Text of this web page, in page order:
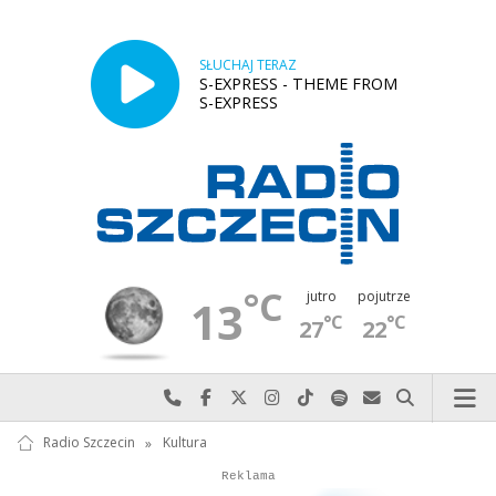
SŁUCHAJ TERAZ
S-EXPRESS - THEME FROM
S-EXPRESS
13°C jutro
27°C
pojutrze
22°C
Najlepiej po prostu do nas zadzwoń
Odwiedź nas na Facebook-u
Odwiedź nas na X
Odwiedź nas na Instagram-ie
Odwiedź nas na TikTok-u
Szukaj nas na Spotify
Wyślij do nas
Szukaj
Radio Szczecin » Kultura
Autopromocja
Reklama